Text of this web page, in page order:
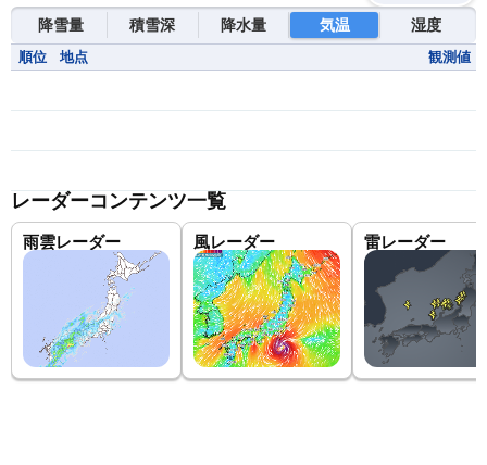
降雪量 積雪深 降水量 気温 湿度
順位 地点 観測値
レーダーコンテンツ一覧
雨雲レーダー 風レーダー 雷レーダー